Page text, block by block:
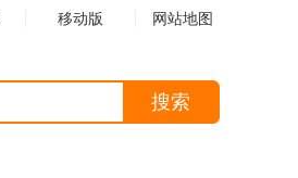
移动版 网站地图
搜索